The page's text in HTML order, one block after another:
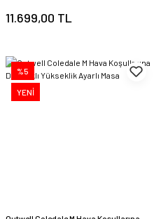
11.699,00 TL
%5
YENİ